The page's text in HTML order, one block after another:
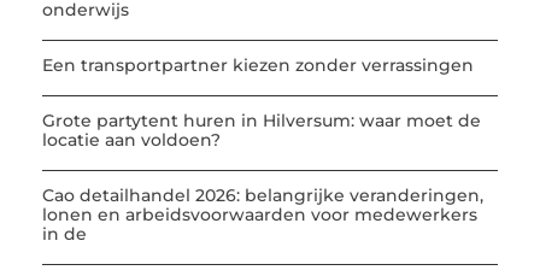
onderwijs
Een transportpartner kiezen zonder verrassingen
Grote partytent huren in Hilversum: waar moet de
locatie aan voldoen?
Cao detailhandel 2026: belangrijke veranderingen,
lonen en arbeidsvoorwaarden voor medewerkers
in de